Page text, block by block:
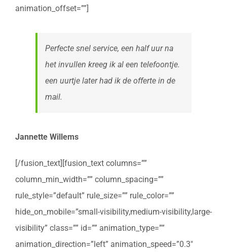
animation_offset=””]
Perfecte snel service, een half uur na
het invullen kreeg ik al een telefoontje.
een uurtje later had ik de offerte in de
mail.
Jannette Willems
[/fusion_text][fusion_text columns=””
column_min_width=”” column_spacing=””
rule_style=”default” rule_size=”” rule_color=””
hide_on_mobile=”small-visibility,medium-visibility,large-
visibility” class=”” id=”” animation_type=””
animation_direction=”left” animation_speed=”0.3″